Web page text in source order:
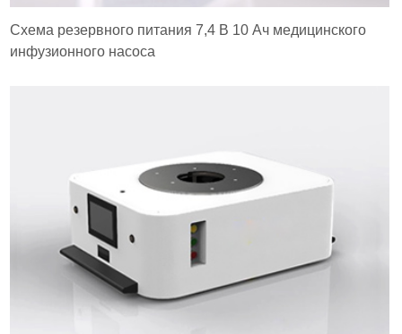
Схема резервного питания 7,4 В 10 Ач медицинского
инфузионного насоса